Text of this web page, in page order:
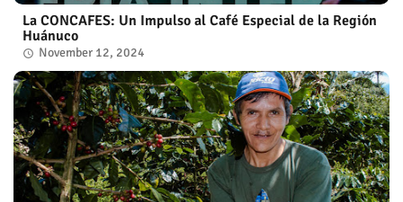
La CONCAFES: Un Impulso al Café Especial de la Región
Huánuco
November 12, 2024